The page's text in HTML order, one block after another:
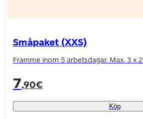
Småpaket (XXS)
Framme inom 5 arbetsdagar. Max. 3 x
7,90€
Köp